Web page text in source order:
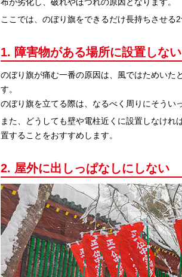
ここでは、のぼり旗をできるだけ長持ちさせる
1. 障害物がある場所に設置しない
のぼり旗が痛む一番の原因は、風ではためいた
す。
のぼり旗を立てる際は、なるべく周りにそうい
また、どうしても壁や電柱近くに設置しなけ
置することをおすすめします。
2. 屋外に出しっぱなしにしない